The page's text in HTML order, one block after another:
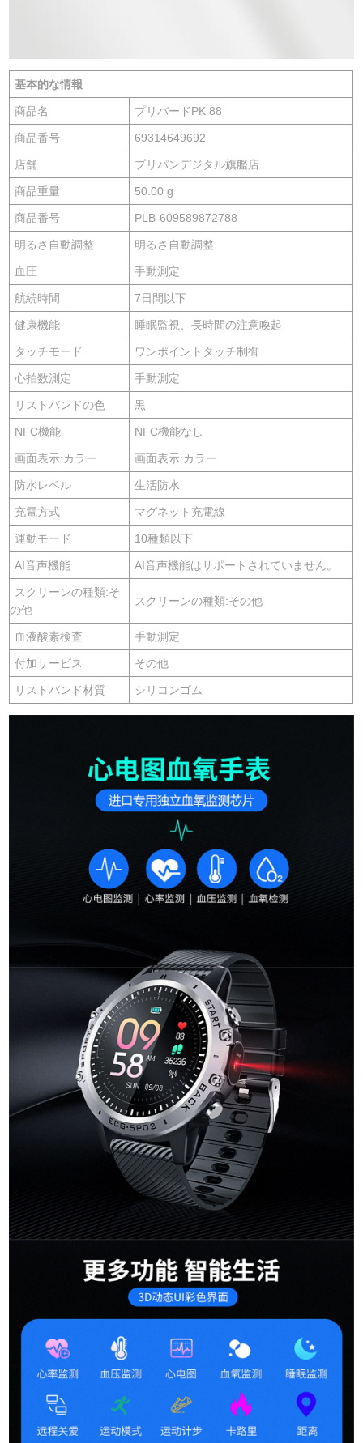
基本的な情報
商品名 プリバードPK 88
商品番号 69314649692
店舗 プリパンデジタル旗艦店
商品重量 50.00 g
商品番号 PLB-609589872788
明るさ自動調整 明るさ自動調整
血圧 手動測定
航続時間 7日間以下
健康機能 睡眠監視、長時間の注意喚起
タッチモード ワンポイントタッチ制御
心拍数測定 手動測定
リストバンドの色 黒
NFC機能 NFC機能なし
画面表示:カラー 画面表示:カラー
防水レベル 生活防水
充電方式 マグネット充電線
運動モード 10種類以下
AI音声機能 AI音声機能はサポートされていません。
スクリーンの種類:そ
の他
スクリーンの種類:その他
血液酸素検査 手動測定
付加サービス その他
リストバンド材質 シリコンゴム